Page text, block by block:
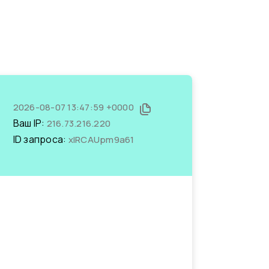
2026-08-07 13:47:59 +0000
Ваш IP: 216.73.216.220
ID запроса: xlRCAUpm9a61